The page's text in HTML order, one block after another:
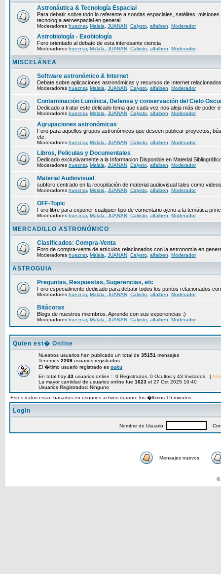
Astronáutica & Tecnología Espacial
Para debatir sobre todo lo referente a sondas espaciales, satélites,
tecnología aeroespacial en general.
Moderadores hueznar, Malala JUANAN Calysto alfalben Moderador
Astrobiología - Exobiología
Foro orientado al debate de esta interesante ciencia
Moderadores hueznar, Malala JUANAN Calysto alfalben Moderador
MISCELÁNEA
Software astronómico & Internet
Debate sobre aplicaciones astronómicas y recursos de Internet
Moderadores hueznar, Malala JUANAN Calysto alfalben Moderador
Contaminación Lumínica, Defensa y conservación del Cielo
Dedicado a tratar este delicado tema que cada vez nos aleja más de poder
Moderadores hueznar, Malala JUANAN Calysto alfalben Moderador
Agrupaciones astronómicas
Foro para aquellos grupos astronómicos que deseen publicar proyectos,
etc.
Moderadores hueznar, Malala JUANAN Calysto alfalben Moderador
Libros, Peliculas y Documentales
Dedicado exclusivamente a la Informacion Disponible en Material
Moderadores hueznar, Malala JUANAN Calysto alfalben Moderador
Material Audiovisual
subforo centrado en la recopilación de material audiovisual tales como
Moderadores hueznar, Malala JUANAN Calysto alfalben Moderador
OFF-Topic
Foro libre para exponer cualquier tipo de comentario ajeno a la temática
Moderadores hueznar, Malala JUANAN Calysto alfalben Moderador
MERCADILLO ASTRONÓMICO
Clasificados: Compra-Venta
Foro de compra-venta de artículos relacionados con la astronomía en
Moderadores hueznar, Malala JUANAN Calysto alfalben Moderador
ASTROGUIA
Preguntas, Respuestas, Sugerencias, etc
Foro especialmente dedicado para debatir todos los puntos relacionados
Moderadores hueznar, Malala JUANAN Calysto alfalben Moderador
Bitácoras
Blogs de nuestros miembros. Aprende con sus experiencias :)
Moderadores hueznar, Malala JUANAN Calysto alfalben Moderador
Quien est� Online
Nuestros usuarios han publicado un total de 35151 mensajes
Tenemos 2209 usuarios registrados
El �ltimo usuario registrado es ouku
En total hay 43 usuarios online :: 0 Registrados, 0 Ocultos y 43 Invitados [
La mayor cantidad de usuarios online fue 1623 el 27 Oct 2025 10:40
Usuarios Registrados: Ninguno
Estos datos estan basados en usuarios activos durante los �ltimos 15 minutos
Login
Nombre de Usuario:
Mensajes nuevos
©